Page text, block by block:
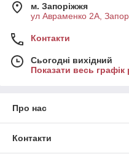
м. Запоріжжя
ул Авраменко 2А,
Контакти
Сьогодні вихідний
Показати весь графік
Про нас
Контакти